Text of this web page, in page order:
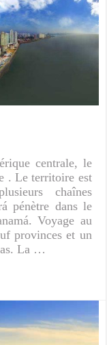
centrale, le
. Le territoire est
chaînes
pénètre dans le
Voyage au
provinces et un
La …